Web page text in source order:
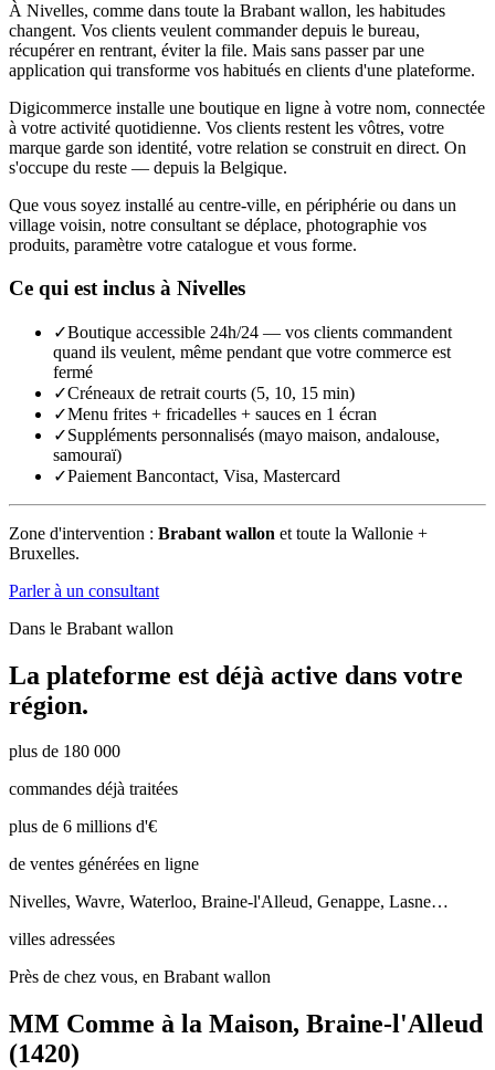
À Nivelles, comme dans toute la Brabant wallon, les habitudes
changent. Vos clients veulent commander depuis le bureau,
récupérer en rentrant, éviter la file. Mais sans passer par une
application qui transforme vos habitués en clients d'une plateforme.
Digicommerce installe une boutique en ligne à votre nom, connectée
à votre activité quotidienne. Vos clients restent les vôtres, votre
marque garde son identité, votre relation se construit en direct. On
s'occupe du reste — depuis la Belgique.
Que vous soyez installé au centre-ville, en périphérie ou dans un
village voisin, notre consultant se déplace, photographie vos
produits, paramètre votre catalogue et vous forme.
Ce qui est inclus à Nivelles
✓Boutique accessible 24h/24 — vos clients commandent
quand ils veulent, même pendant que votre commerce est
fermé
✓Créneaux de retrait courts (5, 10, 15 min)
✓Menu frites + fricadelles + sauces en 1 écran
✓Suppléments personnalisés (mayo maison, andalouse,
samouraï)
✓Paiement Bancontact, Visa, Mastercard
Zone d'intervention : Brabant wallon et toute la Wallonie +
Bruxelles.
Parler à un consultant
Dans le Brabant wallon
La plateforme est déjà active dans votre
région.
plus de 180 000
commandes déjà traitées
plus de 6 millions d'€
de ventes générées en ligne
Nivelles, Wavre, Waterloo, Braine-l'Alleud, Genappe, Lasne…
villes adressées
Près de chez vous, en Brabant wallon
MM Comme à la Maison, Braine-l'Alleud
(1420)